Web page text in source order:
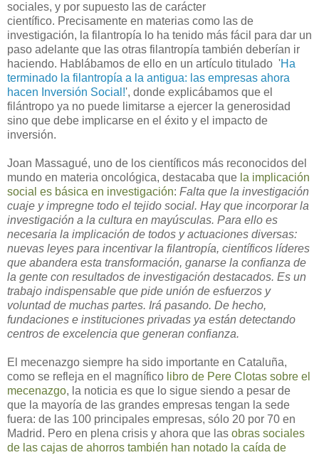
sociales, y por supuesto las de carácter
científico. Precisamente en materias como las de
investigación, la filantropía lo ha tenido más fácil para dar un
paso adelante que las otras filantropía también deberían ir
haciendo. Hablábamos de ello en un artículo titulado 'Ha
terminado la filantropía a la antigua: las empresas ahora
hacen Inversión Social!', donde explicábamos que el
filántropo ya no puede limitarse a ejercer la generosidad
sino que debe implicarse en el éxito y el impacto de
inversión.
Joan Massagué, uno de los científicos más reconocidos del
mundo en materia oncológica, destacaba que la implicación
social es básica en investigación: Falta que la investigación
cuaje y impregne todo el tejido social. Hay que incorporar la
investigación a la cultura en mayúsculas. Para ello es
necesaria la implicación de todos y actuaciones diversas:
nuevas leyes para incentivar la filantropía, científicos líderes
que abandera esta transformación, ganarse la confianza de
la gente con resultados de investigación destacados. Es un
trabajo indispensable que pide unión de esfuerzos y
voluntad de muchas partes. Irá pasando. De hecho,
fundaciones e instituciones privadas ya están detectando
centros de excelencia que generan confianza.
El mecenazgo siempre ha sido importante en Cataluña,
como se refleja en el magnífico libro de Pere Clotas sobre el
mecenazgo, la noticia es que lo sigue siendo a pesar de
que la mayoría de las grandes empresas tengan la sede
fuera: de las 100 principales empresas, sólo 20 por 70 en
Madrid. Pero en plena crisis y ahora que las obras sociales
de las cajas de ahorros también han notado la caída de